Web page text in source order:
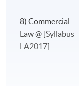
非本地高等及
根據《非本地高
8) Commercial
Law @ [Syllabus
LA2017]